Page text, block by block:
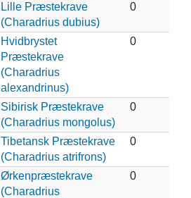
Lille Præstekrave
(Charadrius dubius)
0
Hvidbrystet
Præstekrave
(Charadrius
alexandrinus)
0
Sibirisk Præstekrave
(Charadrius mongolus)
0
Tibetansk Præstekrave
(Charadrius atrifrons)
0
Ørkenpræstekrave
(Charadrius
0